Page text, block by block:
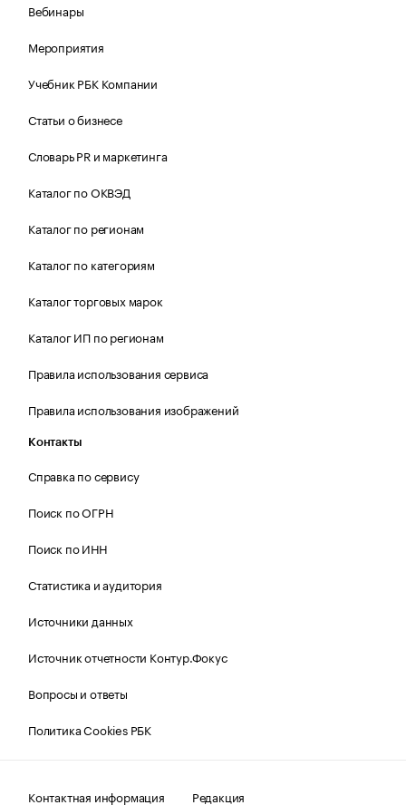
Вебинары
Мероприятия
Учебник РБК Компании
Статьи о бизнесе
Словарь PR и маркетинга
Каталог по ОКВЭД
Каталог по регионам
Каталог по категориям
Каталог торговых марок
Каталог ИП по регионам
Правила использования сервиса
Правила использования изображений
Контакты
Справка по сервису
Поиск по ОГРН
Поиск по ИНН
Статистика и аудитория
Источники данных
Источник отчетности Контур.Фокус
Вопросы и ответы
Политика Cookies РБК
Контактная информация Редакция